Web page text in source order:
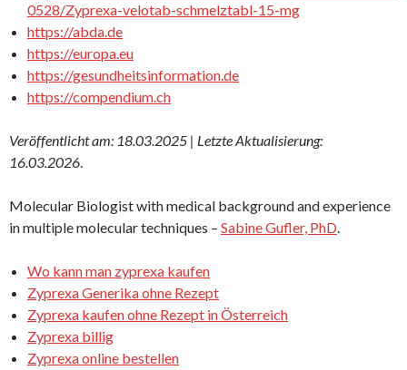
0528/Zyprexa-velotab-schmelztabl-15-mg
https://abda.de
https://europa.eu
https://gesundheitsinformation.de
https://compendium.ch
Veröffentlicht am: 18.03.2025 | Letzte Aktualisierung:
16.03.2026.
Molecular Biologist with medical background and experience
in multiple molecular techniques – Sabine Gufler, PhD.
Wo kann man zyprexa kaufen
Zyprexa Generika ohne Rezept
Zyprexa kaufen ohne Rezept in Österreich
Zyprexa billig
Zyprexa online bestellen